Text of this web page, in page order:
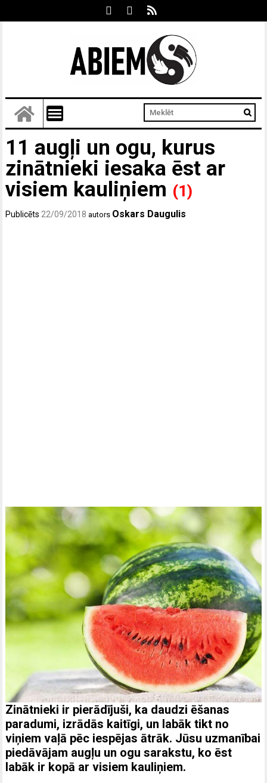
11 augļi un ogu, kurus
zinātnieki iesaka ēst ar
visiem kauliņiem (1)
Publicēts 22/09/2018 autors Oskars Daugulis
Zinātnieki ir pierādījuši, ka daudzi ēšanas
paradumi, izrādās kaitīgi, un labāk tikt no
viņiem vaļā pēc iespējas ātrāk. Jūsu uzmanībai
piedāvājam augļu un ogu sarakstu, ko ēst
labāk ir kopā ar visiem kauliņiem.